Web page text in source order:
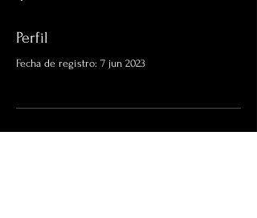
Perfil
Fecha de registro: 7 jun 2023